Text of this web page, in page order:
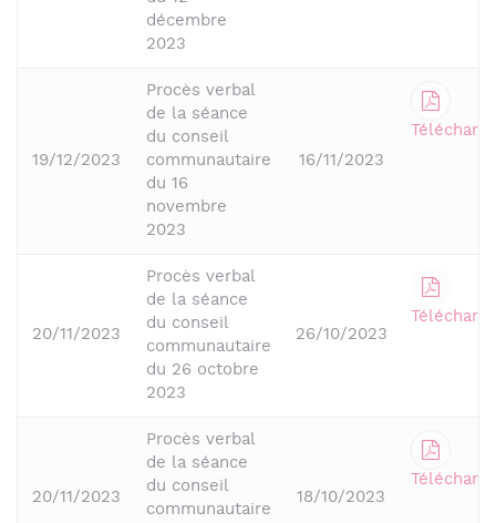
décembre
2023
19/12/2023
Procès verbal
de la séance
du conseil
communautaire
du 16
novembre
2023
16/11/2023
20/11/2023
Procès verbal
de la séance
du conseil
communautaire
du 26 octobre
2023
26/10/2023
20/11/2023
Procès verbal
de la séance
du conseil
communautaire
18/10/2023